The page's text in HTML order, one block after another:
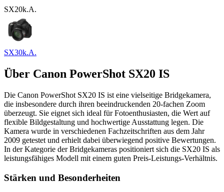
SX20k.A.
SX30k.A.
Über Canon PowerShot SX20 IS
Die Canon PowerShot SX20 IS ist eine vielseitige Bridgekamera,
die insbesondere durch ihren beeindruckenden 20-fachen Zoom
überzeugt. Sie eignet sich ideal für Fotoenthusiasten, die Wert auf
flexible Bildgestaltung und hochwertige Ausstattung legen. Die
Kamera wurde in verschiedenen Fachzeitschriften aus dem Jahr
2009 getestet und erhielt dabei überwiegend positive Bewertungen.
In der Kategorie der Bridgekameras positioniert sich die SX20 IS als
leistungsfähiges Modell mit einem guten Preis-Leistungs-Verhältnis.
Stärken und Besonderheiten